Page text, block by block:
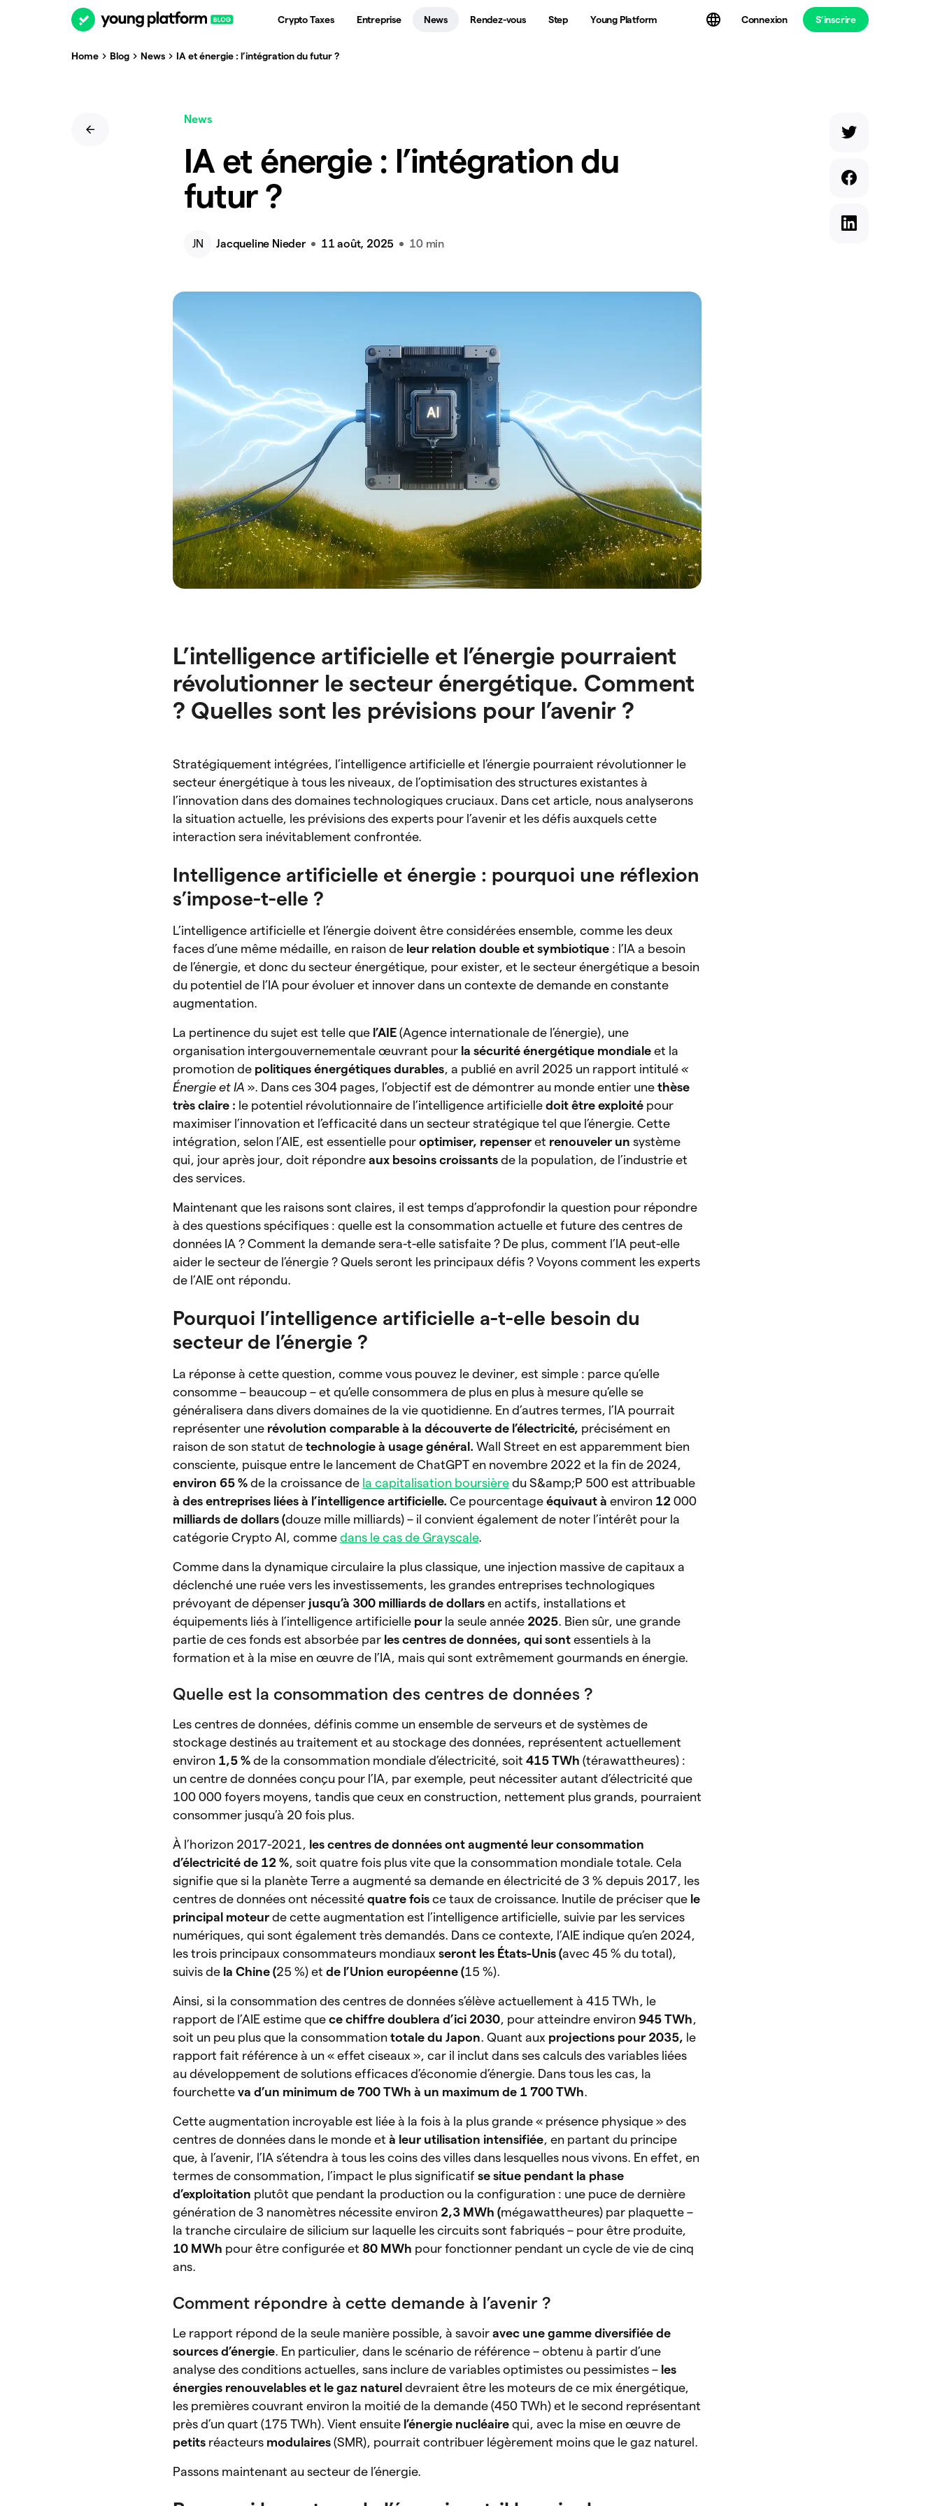
Crypto Taxes Entreprise News Rendez-vous Step Young Platform Connexion S’inscrire
Home Blog News IA et énergie : l’intégration du futur ?
News
IA et énergie : l’intégration du
futur ?
JN Jacqueline Nieder 11 août, 2025 10 min
L’intelligence artificielle et l’énergie pourraient
révolutionner le secteur énergétique. Comment
? Quelles sont les prévisions pour l’avenir ?
Stratégiquement intégrées, l’intelligence artificielle et l’énergie pourraient révolutionner le
secteur énergétique à tous les niveaux, de l’optimisation des structures existantes à
l’innovation dans des domaines technologiques cruciaux. Dans cet article, nous analyserons
la situation actuelle, les prévisions des experts pour l’avenir et les défis auxquels cette
interaction sera inévitablement confrontée.
Intelligence artificielle et énergie : pourquoi une réflexion
s’impose-t-elle ?
L’intelligence artificielle et l’énergie doivent être considérées ensemble, comme les deux
faces d’une même médaille, en raison de leur relation double et symbiotique : l’IA a besoin
de l’énergie, et donc du secteur énergétique, pour exister, et le secteur énergétique a besoin
du potentiel de l’IA pour évoluer et innover dans un contexte de demande en constante
augmentation.
La pertinence du sujet est telle que l’AIE(Agence internationale de l’énergie), une
organisation intergouvernementale œuvrant pour la sécurité énergétique mondialeet la
promotion de politiques énergétiques durables , a publié en avril 2025 un rapport intitulé«
Énergie et IA». Dans ces 304 pages, l’objectif est de démontrer au monde entier unethèse
très claire : le potentiel révolutionnaire de l’intelligence artificielledoit être exploité pour
maximiser l’innovation et l’efficacité dans un secteur stratégique tel que l’énergie. Cette
intégration, selon l’AIE, est essentielle pouroptimiser, repenseret renouveler unsystème
qui, jour après jour, doit répondreaux besoins croissantsde la population, de l’industrie et
des services.
Maintenant que les raisons sont claires, il est temps d’approfondir la question pour répondre
à des questions spécifiques : quelle est la consommation actuelle et future des centres de
données IA ? Comment la demande sera-t-elle satisfaite ? De plus, comment l’IA peut-elle
aider le secteur de l’énergie ? Quels seront les principaux défis ? Voyons comment les experts
de l’AIE ont répondu.
Pourquoi l’intelligence artificielle a-t-elle besoin du
secteur de l’énergie ?
La réponse à cette question, comme vous pouvez le deviner, est simple : parce qu’elle
consomme – beaucoup – et qu’elle consommera de plus en plus à mesure qu’elle se
généralisera dans divers domaines de la vie quotidienne. En d’autres termes, l’IA pourrait
représenter une révolution comparable à la découverte de l’électricité, précisément en
raison de son statut detechnologie à usage général.Wall Street en est apparemment bien
consciente, puisque entre le lancement de ChatGPT en novembre 2022 et la fin de 2024,
environ 65 %de la croissance de la capitalisation boursière du S&amp;P 500 est attribuable
à des entreprises liées à l’intelligence artificielle.Ce pourcentageéquivaut àenviron 12 000
milliards de dollars (douze mille milliards) – il convient également de noter l’intérêt pour la
catégorie Crypto AI, commedans le cas de Grayscale.
Comme dans la dynamique circulaire la plus classique, une injection massive de capitaux a
déclenché une ruée vers les investissements, les grandes entreprises technologiques
prévoyant de dépenser jusqu’à 300 milliards de dollarsen actifs, installations et
équipements liés à l’intelligence artificielle pour la seule année 2025 . Bien sûr, une grande
partie de ces fonds est absorbée par les centres de données, qui sontessentiels à la
formation et à la mise en œuvre de l’IA, mais qui sont extrêmement gourmands en énergie.
Quelle est la consommation des centres de données ?
Les centres de données, définis comme un ensemble de serveurs et de systèmes de
stockage destinés au traitement et au stockage des données, représentent actuellement
environ 1,5 %de la consommation mondiale d’électricité, soit 415 TWh(térawattheures) :
un centre de données conçu pour l’IA, par exemple, peut nécessiter autant d’électricité que
100 000 foyers moyens, tandis que ceux en construction, nettement plus grands, pourraient
consommer jusqu’à 20 fois plus.
À l’horizon 2017-2021, les centres de données ont augmenté leur consommation
d’électricité de 12 % , soit quatre fois plus vite que la consommation mondiale totale. Cela
signifie que si la planète Terre a augmenté sa demande en électricité de 3 % depuis 2017, les
centres de données ont nécessitéquatre foisce taux de croissance. Inutile de préciser que le
principal moteurde cette augmentation est l’intelligence artificielle, suivie par les services
numériques, qui sont également très demandés. Dans ce contexte, l’AIE indique qu’en 2024,
les trois principaux consommateurs mondiauxseront les États-Unis (avec 45 % du total),
suivis de la Chine (25 %) etde l’Union européenne (15 %).
Ainsi, si la consommation des centres de données s’élève actuellement à 415 TWh, le
rapport de l’AIE estime quece chiffre doublera d’ici 2030 , pour atteindre environ 945 TWh
soit un peu plus que la consommationtotale du Japon . Quant aux projections pour 2035, le
rapport fait référence à un « effet ciseaux », car il inclut dans ses calculs des variables liées
au développement de solutions efficaces d’économie d’énergie. Dans tous les cas, la
fourchetteva d’un minimum de 700 TWh à un maximum de 1 700 TWh
Cette augmentation incroyable est liée à la fois à la plus grande « présence physique » des
centres de données dans le monde età leur utilisation intensifiée , en partant du principe
que, à l’avenir, l’IA s’étendra à tous les coins des villes dans lesquelles nous vivons. En effet, en
termes de consommation, l’impact le plus significatifse situe pendant la phase
d’exploitation plutôt que pendant la production ou la configuration : une puce de dernière
génération de 3 nanomètres nécessite environ 2,3 MWh (mégawattheures) par plaquette –
la tranche circulaire de silicium sur laquelle les circuits sont fabriqués – pour être produite,
10 MWh pour être configurée et 80 MWh pour fonctionner pendant un cycle de vie de cinq
ans.
Comment répondre à cette demande à l’avenir ?
Le rapport répond de la seule manière possible, à savoiravec une gamme diversifiée de
sources d’énergie . En particulier, dans le scénario de référence – obtenu à partir d’une
analyse des conditions actuelles, sans inclure de variables optimistes ou pessimistes – les
énergies renouvelables et le gaz natureldevraient être les moteurs de ce mix énergétique,
les premières couvrant environ la moitié de la demande (450 TWh) et le second représentant
près d’un quart (175 TWh). Vient ensuite l’énergie nucléairequi, avec la mise en œuvre de
petits réacteurs modulaires(SMR), pourrait contribuer légèrement moins que le gaz naturel.
Passons maintenant au secteur de l’énergie.